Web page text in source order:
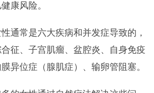
康风险。
通常是六大疾病和并发症导致的，
征、子宫肌瘤、盆腔炎、自身免疫
异位症（腺肌症）、输卵管阻塞。